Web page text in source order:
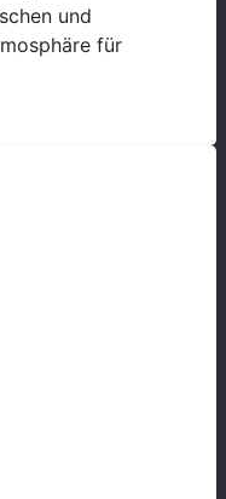
und
für